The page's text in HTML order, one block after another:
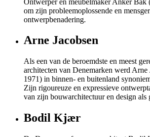
om zijn probleemoplossende en
ontwerpbenadering.
Arne Jacobsen
Als een van de beroemdste en meest
architecten van Denemarken werd Arne
1971) in binnen- en buitenland
Zijn rigoureuze en expressieve
van zijn bouwarchitectuur en design als
Bodil Kjær